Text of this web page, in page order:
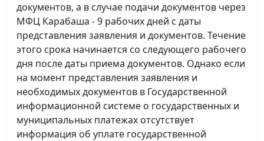
документов, а в случае подачи документов через
МФЦ Карабаша - 9 рабочих дней с даты
представления заявления и документов. Течение
этого срока начинается со следующего рабочего
дня после даты приема документов. Однако если
на момент представления заявления и
необходимых документов в Государственной
информационной системе о государственных и
муниципальных платежах отсутствует
информация об уплате государственной